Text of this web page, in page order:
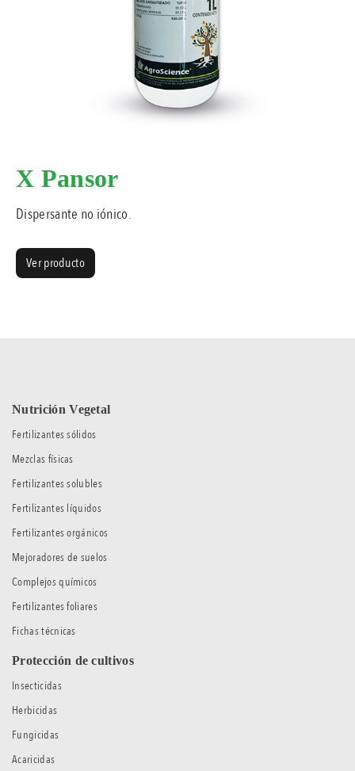
X Pansor
Dispersante no iónico.
Ver producto
Nutrición Vegetal
Fertilizantes sólidos
Mezclas físicas
Fertilizantes solubles
Fertilizantes líquidos
Fertilizantes orgánicos
Mejoradores de suelos
Complejos químicos
Fertilizantes foliares
Fichas técnicas
Protección de cultivos
Insecticidas
Herbicidas
Fungicidas
Acaricidas